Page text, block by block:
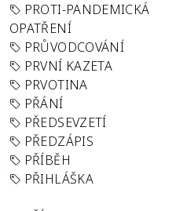
PROTI-PANDEMICKÁ
OPATŘENÍ
PRŮVODCOVÁNÍ
PRVNÍ KAZETA
PRVOTINA
PŘÁNÍ
PŘEDSEVZETÍ
PŘEDZÁPIS
PŘÍBĚH
PŘIHLÁŠKA